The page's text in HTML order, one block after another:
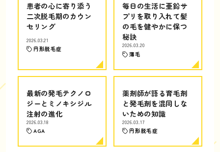
患者の心に寄り添う
二次脱毛期のカウン
セリング
2026.03.21
円形脱毛症
毎日の生活に亜鉛サ
プリを取り入れて髪
の毛を健やかに保つ
秘訣
2026.03.20
薄毛
最新の発毛テクノロ
ジーとミノキシジル
注射の進化
2026.03.18
AGA
薬剤師が語る育毛剤
と発毛剤を混同しな
いための知識
2026.03.17
円形脱毛症